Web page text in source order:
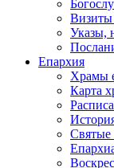
Визиты
Указы,
Епархия
Храмы
Карта
Святые